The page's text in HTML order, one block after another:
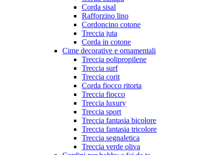
Corda sisal
Rafforzino lino
Cordoncino cotone
Treccia juta
Corda in cotone
Cime decorative e ornamentali
Treccia polipropilene
Treccia surf
Treccia corit
Corda fiocco ritorta
Treccia fiocco
Treccia luxury
Treccia sport
Treccia fantasia bicolore
Treccia fantasia tricolore
Treccia segnaletica
Treccia verde oliva